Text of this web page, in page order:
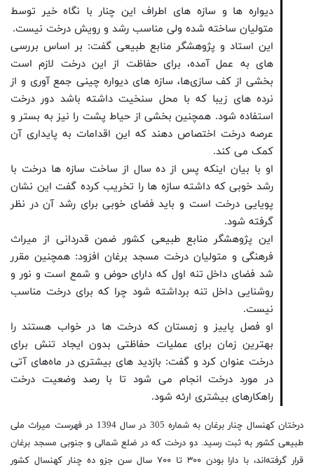
دیواره ها و سازه های اطراف این چنار با نگاه خیر توسط
متولیان ساخته شده ولی مناسب رشد و رویش درخت نیست.
این استاد و پژوهشگر منابع طبیعی گفت: بر اساس بررسی
های به عمل آمده، برای حفاظت از این درخت لازم است
بخشی از کف سازی‌ها، سازه های دیواره چینی جمع آوری و از
نرده های زیبا که با محل سنخیت داشته باشد دور درخت
استفاده شود. همچنین بخشی از حیاط پشت را نیز به بستر و
عرصه درخت اختصاص دهند که این اقدامات به پایداری آن
کمک می کند.
او با بیان اینکه پس از ده سال از ساخت سازه ها درخت با
رشد خوبی که داشته سازه ها را تخریب کرده گفت این نشان
پویایی درخت است و باید فضای خوبی برای رشد آن در نظر
گرفته شود.
این پژوهشگر منابع طبیعی کشور ضمن قدردانی از میراث
فرهنگی و متولیان درخت مسجد برغان افزود: همچنین مقرر
شد فضای داخل تنه اول که دارای حوض و شمع است و نور و
روشنایی داخل تنه برداشته شود چرا که برای درخت مناسب
نیست.
او فصل پاییز و زمستان که درخت ها در خواب هستند را
بهترین زمان برای عملیات حفاظتی بدون ایجاد تنش برای
درخت عنوان کرد و گفت: بازدید های بیشتری در ماه‌های آتی
در مورد درخت انجام می شود تا با رصد وضعیت درخت
راهکارهای بیشتری ارئه شود.
درختان کهنسال چنار برغان به شماره 305 در سال 1394 در فهرست میراث ملی
طبیعی کشور به ثبت رسید. دو درخت که در ضلع شمالی و‌ جنوبی مسجد برغان
قرار گرفته‌‌اند، با دارا بودن ۳۰۰ تا ۷۰۰ سال سن جزو ده چنار کهنسال کشور